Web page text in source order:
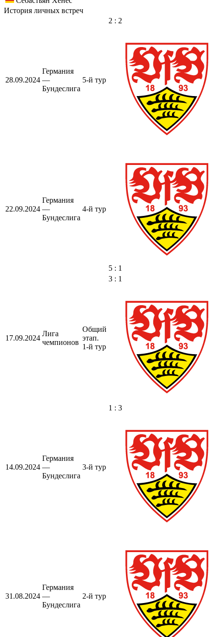
История личных встреч
28.09.2024
Германия
—
Бундеслига
5-й тур
2 : 2
22.09.2024
Германия
—
Бундеслига
4-й тур
5 : 1
17.09.2024
Лига
чемпионов
Общий
этап.
1-й тур
3 : 1
14.09.2024
Германия
—
Бундеслига
3-й тур
1 : 3
31.08.2024
Германия
—
Бундеслига
2-й тур